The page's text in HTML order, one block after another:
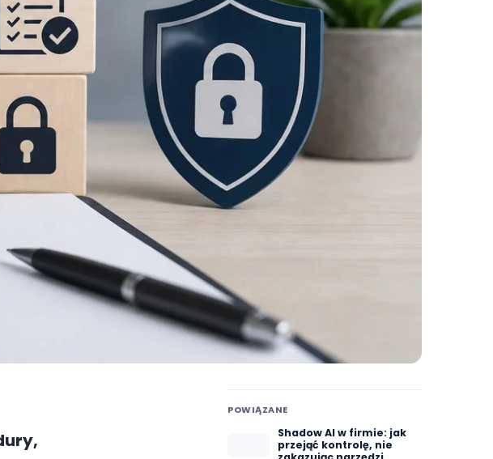
POWIĄZANE
Shadow AI w firmie: jak
przejąć kontrolę, nie